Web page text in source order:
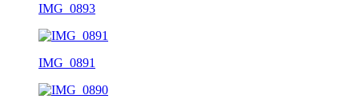
IMG_0893
IMG_0891